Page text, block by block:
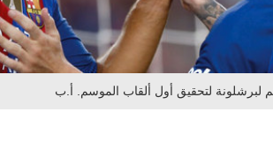
لبرشلونة لتحقيق أول ألقاب الموسم. أ.ب